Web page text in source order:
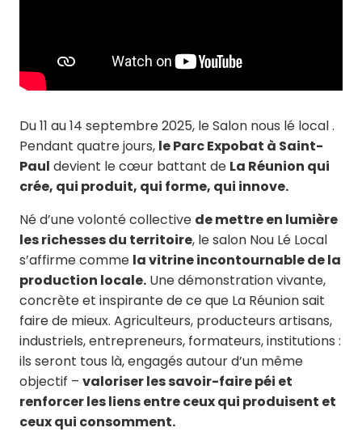
Du 11 au 14 septembre 2025, le Salon nous lé local .
Pendant quatre jours, le Parc Expobat à Saint-
Paul devient le cœur battant de La Réunion qui
crée, qui produit, qui forme, qui innove.
Né d’une volonté collective de mettre en lumière
les richesses du territoire, le salon Nou Lé Local
s’affirme comme la vitrine incontournable de la
production locale. Une démonstration vivante,
concrète et inspirante de ce que La Réunion sait
faire de mieux. Agriculteurs, producteurs artisans,
industriels, entrepreneurs, formateurs, institutions :
ils seront tous là, engagés autour d’un même
objectif – valoriser les savoir-faire péi et
renforcer les liens entre ceux qui produisent et
ceux qui consomment.